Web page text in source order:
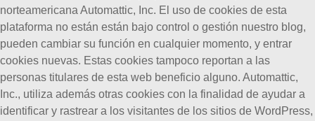
norteamericana Automattic, Inc. El uso de cookies de esta
plataforma no están están bajo control o gestión nuestro blog,
pueden cambiar su función en cualquier momento, y entrar
cookies nuevas. Estas cookies tampoco reportan a las
personas titulares de esta web beneficio alguno. Automattic,
Inc., utiliza además otras cookies con la finalidad de ayudar a
identificar y rastrear a los visitantes de los sitios de WordPress,